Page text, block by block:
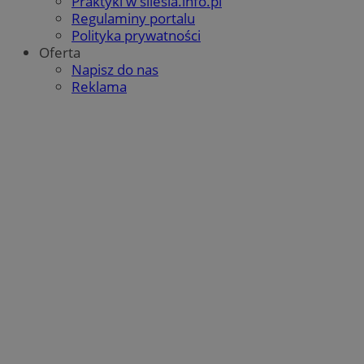
Regulaminy portalu
Polityka prywatności
Oferta
Napisz do nas
Reklama